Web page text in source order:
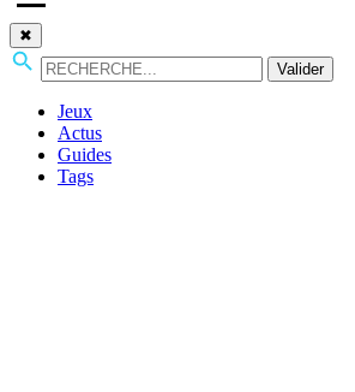
✖
Valider
Jeux
Actus
Guides
Tags